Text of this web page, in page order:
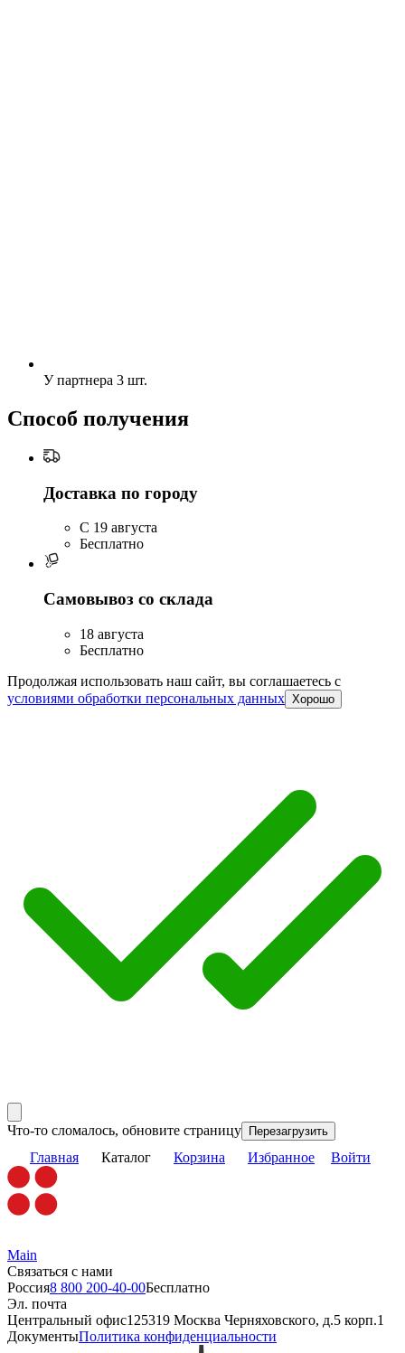
У партнера 3 шт.
Способ получения
Доставка по городу
C 19 августа
Бесплатно
Самовывоз со склада
18 августа
Бесплатно
Продолжая использовать наш сайт, вы соглашаетесь c
условиями обработки персональных данных Хорошо
Что-то сломалось, обновите страницу Перезагрузить
Главная Каталог Корзина Избранное Войти
Main
Связаться с нами
Россия8 800 200-40-00Бесплатно
Эл. почта
Центральный офис125319 Москва Черняховского, д.5 корп.1
ДокументыПолитика конфиденциальности